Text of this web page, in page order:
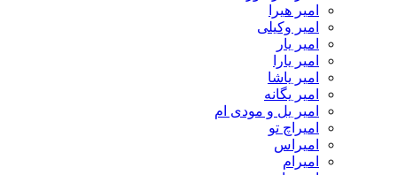
امیر هیرا
امیر وکیلی
امیر یار
امیر یارا
امیر یاشا
امیر یگانه
امیر یل و مودی ام
امیراچ تو
امیراس
امیرام